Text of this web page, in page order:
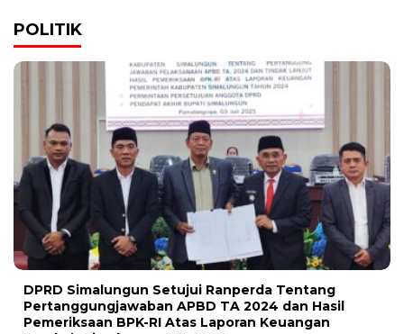
POLITIK
DPRD Simalungun Setujui Ranperda Tentang
Pertanggungjawaban APBD TA 2024 dan Hasil
Pemeriksaan BPK-RI Atas Laporan Keuangan